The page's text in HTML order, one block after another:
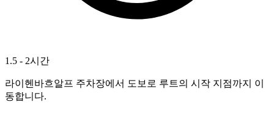
1.5 - 2시간
라이헨바흐알프 주차장에서 도보로 루트의 시작 지점까지 이
동합니다.